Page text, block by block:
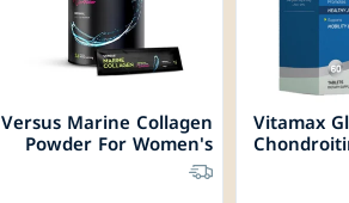
Versus Marine Collagen
Powder For Women's
Skin & Joint Support,
Pack of 24’s
Vitamax
Joint